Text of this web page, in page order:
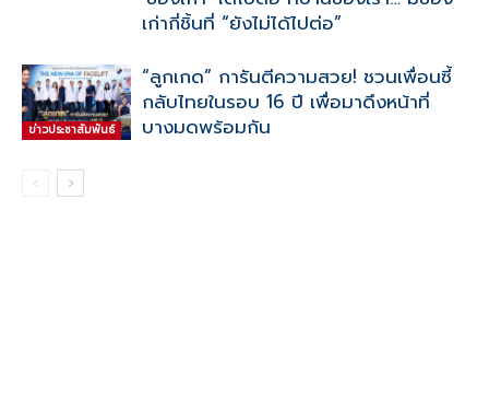
เก่ากี่ชิ้นที่ “ยังไม่ได้ไปต่อ”
ข่าวประชาสัมพันธ์
“ลูกเกด” การันตีความสวย! ชวนเพื่อนซี้
กลับไทยในรอบ 16 ปี เพื่อมาดึงหน้าที่
บางมดพร้อมกัน